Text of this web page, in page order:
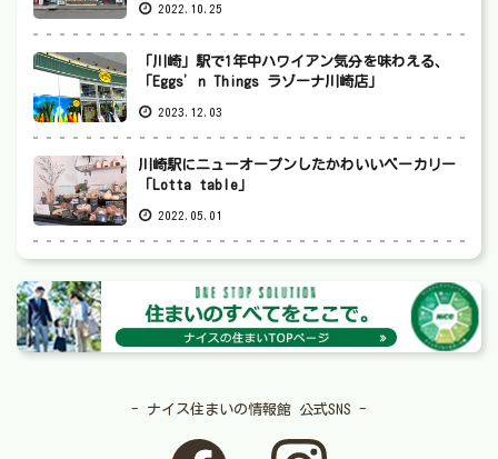
2022.10.25
「川崎」駅で1年中ハワイアン気分を味わえる、
「Eggs’n Things ラゾーナ川崎店」
2023.12.03
川崎駅にニューオープンしたかわいいベーカリー
「Lotta table」
2022.05.01
- ナイス住まいの情報館 公式SNS -